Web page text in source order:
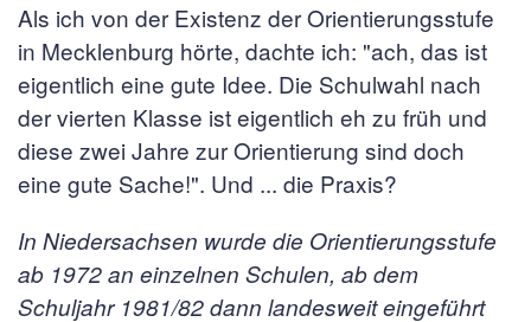
Als ich von der Existenz der Orientierungsstufe
in Mecklenburg hörte, dachte ich: "ach, das ist
eigentlich eine gute Idee. Die Schulwahl nach
der vierten Klasse ist eigentlich eh zu früh und
diese zwei Jahre zur Orientierung sind doch
eine gute Sache!". Und ... die Praxis?
In Niedersachsen wurde die Orientierungsstufe
ab 1972 an einzelnen Schulen, ab dem
Schuljahr 1981/82 dann landesweit eingeführt